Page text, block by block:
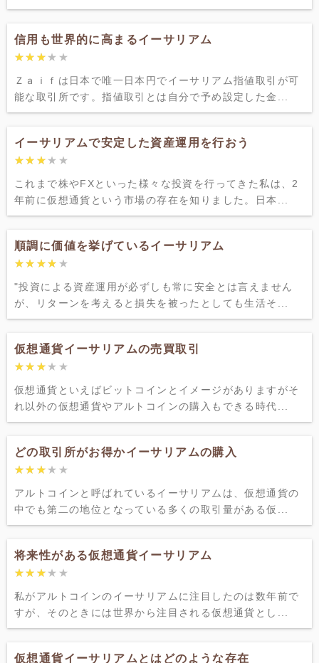
信用も世界的に高まるイーサリアム
★★★★★
★★★★★
Ｚａｉｆは日本で唯一日本円でイーサリアム指値取引が可
能な取引所です。指値取引とは自分で予め設定した金...
イーサリアムで安定した資産運用を行おう
★★★★★
★★★★★
これまで株やFXといった様々な投資を行ってきた私は、2
年前に仮想通貨という市場の存在を知りました。日本...
順調に価値を挙げているイーサリアム
★★★★★
★★★★★
"投資による資産運用が必ずしも常に安全とは言えません
が、リターンを考えると損失を被ったとしても生活そ...
仮想通貨イーサリアムの売買取引
★★★★★
★★★★★
仮想通貨といえばビットコインとイメージがありますがそ
れ以外の仮想通貨やアルトコインの購入もできる時代...
どの取引所がお得かイーサリアムの購入
★★★★★
★★★★★
アルトコインと呼ばれているイーサリアムは、仮想通貨の
中でも第二の地位となっている多くの取引量がある仮...
将来性がある仮想通貨イーサリアム
★★★★★
★★★★★
私がアルトコインのイーサリアムに注目したのは数年前で
すが、そのときには世界から注目される仮想通貨とし...
仮想通貨イーサリアムとはどのような存在